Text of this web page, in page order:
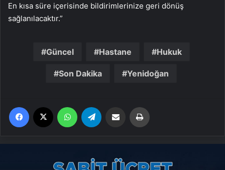
En kısa süre içerisinde bildirimlerinize geri dönüş
sağlanılacaktır.”
Güncel Hastane Hukuk
Son Dakika Yenidoğan
Facebook WhatsApp Email'den paylaş